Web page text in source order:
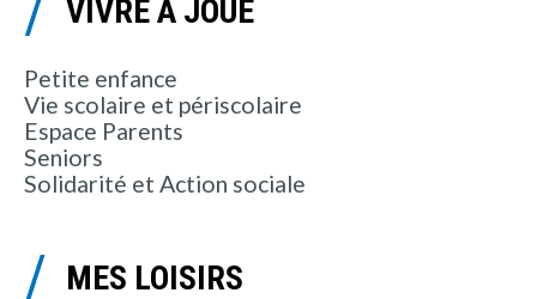
VIVRE À JOUÉ
Petite enfance
Vie scolaire et périscolaire
Espace Parents
Seniors
Solidarité et Action sociale
MES LOISIRS